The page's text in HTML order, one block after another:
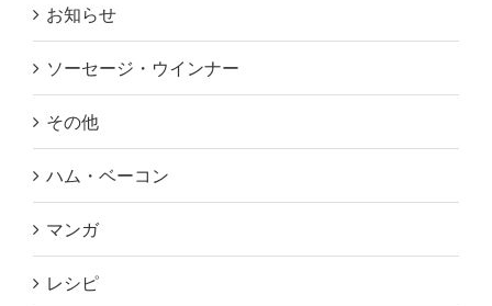
お知らせ
ソーセージ・ウインナー
その他
ハム・ベーコン
マンガ
レシピ